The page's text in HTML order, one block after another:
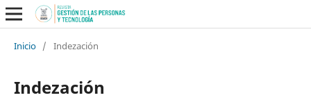
Inicio / Indezación
Indezación